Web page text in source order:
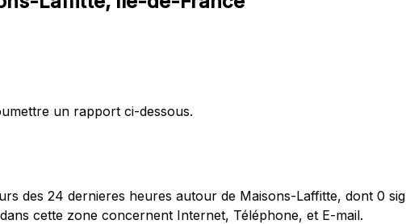
un rapport ci-dessous.
des 24 dernieres heures autour de Maisons-Laffitte, dont 0
cette zone concernent Internet, Téléphone, et E-mail.